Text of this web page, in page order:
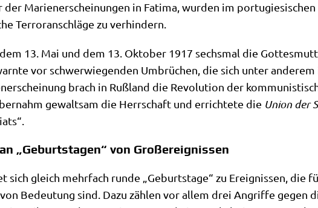
der Mari­en­er­schei­nun­gen in Fati­ma, wur­den im
Ter­ror­an­schlä­ge zu verhindern.
13. Mai und dem 13. Okto­ber 1917 sechs­mal die
vor schwer­wie­gen­den Umbrü­chen, die sich unter ande­rem
brach in Ruß­land die Revo­lu­ti­on der
gewalt­sam die Herr­schaft und errich­te­te die Uni­on der
„Geburtstagen“ von Großereignissen
sich gleich mehr­fach run­de „Geburts­ta­ge“ zu Ereig­nis­sen, die
Bedeu­tung sind. Dazu zäh­len vor allem drei Angrif­fe gegen